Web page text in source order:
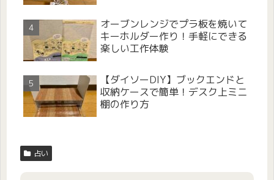
オーブンレンジでプラ板を焼いて
キーホルダー作り！手軽にできる
楽しい工作体験
【ダイソーDIY】ブックエンドと
収納ケースで簡単！デスク上ミニ
棚の作り方
占い